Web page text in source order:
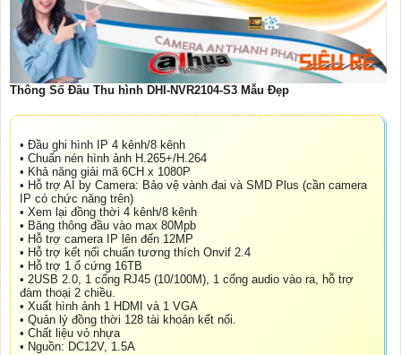
Thông Số Đầu Thu hình DHI-NVR2104-S3 Mẫu Đẹp
• Đầu ghi hình IP 4 kênh/8 kênh
• Chuẩn nén hình ảnh H.265+/H.264
• Khả năng giải mã 6CH x 1080P
• Hỗ trợ AI by Camera: Bảo vệ vành đai và SMD Plus (cần camera
IP có chức năng trên)
• Xem lại đồng thời 4 kênh/8 kênh
• Băng thông đầu vào max 80Mpb
• Hỗ trợ camera IP lên đến 12MP
• Hỗ trợ kết nối chuẩn tương thích Onvif 2.4
• Hỗ trợ 1 ổ cứng 16TB
• 2USB 2.0, 1 cổng RJ45 (10/100M), 1 cổng audio vào ra, hỗ trợ
đàm thoại 2 chiều.
• Xuất hình ảnh 1 HDMI và 1 VGA
• Quản lý đồng thời 128 tài khoản kết nối.
• Chất liệu vỏ nhựa
• Nguồn: DC12V, 1.5A